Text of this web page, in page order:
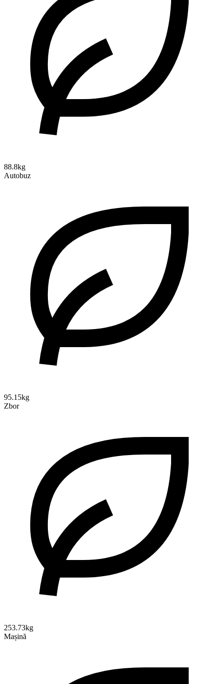
88.8kg
Autobuz
95.15kg
Zbor
253.73kg
Mașină